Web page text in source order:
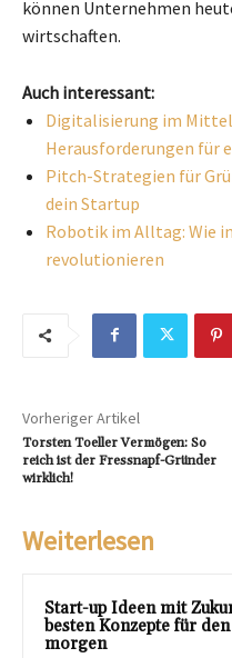
können Unternehmen
wirtschaften.
Auch interessant:
Digitalisierung im
Herausforderungen für
Pitch-Strategien für
dein Startup
Robotik im Alltag: Wie
revolutionieren
Vorheriger Artikel
Torsten Toeller Vermögen: So
reich ist der Fressnapf-Gründer
wirklich!
Weiterlesen
Start-up Ideen mit
besten Konzepte für
morgen